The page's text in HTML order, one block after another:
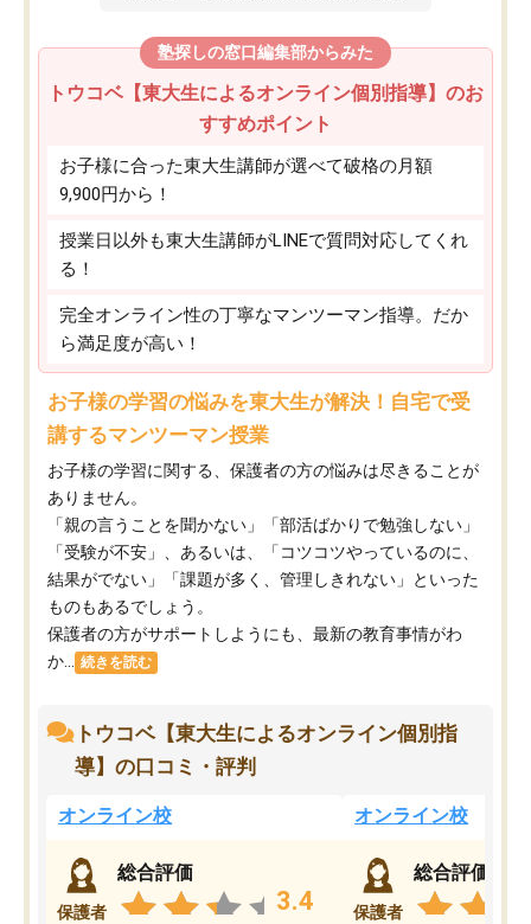
塾探しの窓口編集部からみた
トウコベ【東大生によるオンライン個別指導】のお
すすめポイント
お子様に合った東大生講師が選べて破格の月額
9,900円から！
授業日以外も東大生講師がLINEで質問対応してくれ
る！
完全オンライン性の丁寧なマンツーマン指導。だか
ら満足度が高い！
お子様の学習の悩みを東大生が解決！自宅で受
講するマンツーマン授業
お子様の学習に関する、保護者の方の悩みは尽きることが
ありません。
「親の言うことを聞かない」「部活ばかりで勉強しない」
「受験が不安」、あるいは、「コツコツやっているのに、
結果がでない」「課題が多く、管理しきれない」といった
ものもあるでしょう。
保護者の方がサポートしようにも、最新の教育事情がわ
か...
続きを読む
トウコベ【東大生によるオンライン個別指
導】の口コミ・評判
オンライン校
保護者
総合評価
3.4
オンライン校
保護者
総合評価